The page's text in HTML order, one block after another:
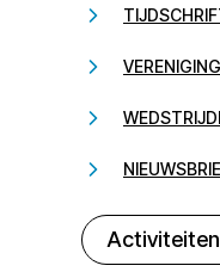
Activiteiten